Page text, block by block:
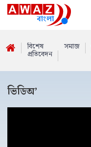
বিশেষ
প্রতিবেদন
সমাজ
ভিডিঅ’